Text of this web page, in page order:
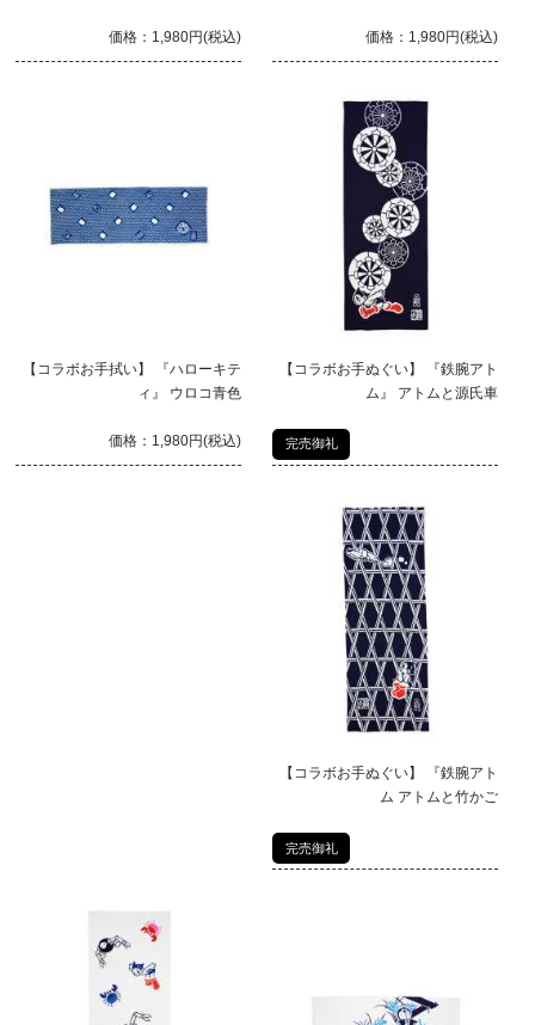
価格：1,980円(税込) 価格：1,980円(税込)
【コラボお手拭い】 『ハローキテ
ィ』 ウロコ青色
価格：1,980円(税込)
【コラボお手ぬぐい】 『鉄腕アト
ム』 アトムと源氏車
完売御礼
【コラボお手ぬぐい】 『鉄腕アト
ム アトムと竹かご
完売御礼